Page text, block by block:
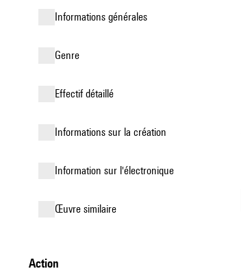
informations générales
genre
effectif détaillé
informations sur la création
Information sur l'électronique
œuvre similaire
action